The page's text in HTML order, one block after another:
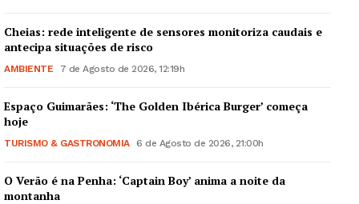
Guimarães, agora!
Cheias: rede inteligente de sensores monitoriza caudais e
antecipa situações de risco
AMBIENTE 7 de Agosto de 2026, 12:19h
Espaço Guimarães: ‘The Golden Ibérica Burger’ começa
hoje
TURISMO & GASTRONOMIA 6 de Agosto de 2026, 21:00h
O Verão é na Penha: ‘Captain Boy’ anima a noite da
montanha